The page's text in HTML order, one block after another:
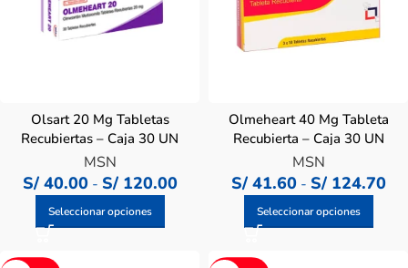
Olsart 20 Mg Tabletas
Recubiertas – Caja 30 UN
MSN
S/40.00 - S/120.00
Seleccionar opciones
Olmeheart 40 Mg Tableta
Recubierta – Caja 30 UN
MSN
S/41.60 - S/124.70
Seleccionar opciones